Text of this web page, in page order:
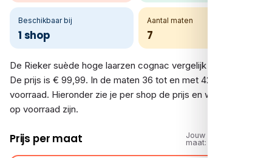
Beschikbaar bij
1 shop
Aantal maten
7
De Rieker suède hoge laarzen cognac vergelijk je bij 1 shop.
De prijs is € 99,99. In de maten 36 tot en met 42 is er
voorraad. Hieronder zie je per shop de prijs en welke maten
op voorraad zijn.
Prijs per maat
Jouw
maat: